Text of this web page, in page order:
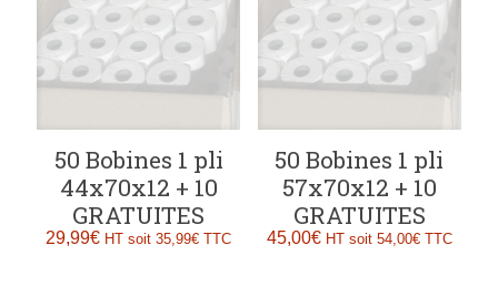
50 Bobines 1 pli
44x70x12 + 10
GRATUITES
29,99€ HT soit35,99€ TTC
50 Bobines 1 pli
57x70x12 + 10
GRATUITES
45,00€ HT soit 54,00€TTC